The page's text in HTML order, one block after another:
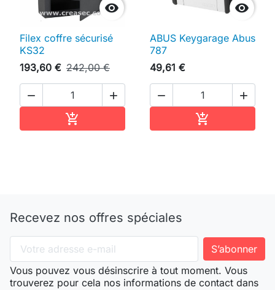

Filex coffre sécurisé
KS32
193,60 € 242,00 €
 


ABUS Keygarage Abus
787
49,61 €
 

Recevez nos offres spéciales
Vous pouvez vous désinscrire à tout moment. Vous
trouverez pour cela nos informations de contact dans